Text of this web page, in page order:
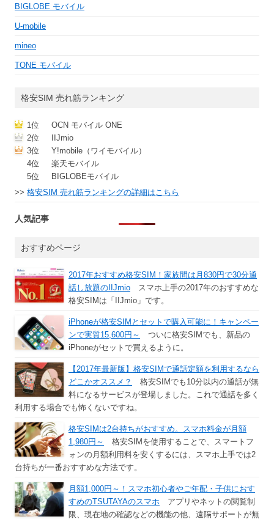
BIGLOBE モバイル
U-mobile
mineo
TONE モバイル
格安SIM 売れ筋ランキング
1位
OCN モバイル ONE
2位
IIJmio
3位
Y!mobile（ワイモバイル）
4位
楽天モバイル
5位
BIGLOBEモバイル
>> 格安SIM 売れ筋ランキングの詳細はこちら
人気記事
おすすめページ
2017年おすすめ格安SIM！家族間は月830円で30分通
話し放題のIIJmio スマホ上手の2017年のおすすめな
格安SIMは「IIJmio」です。
iPhoneが格安SIMとセットで購入可能に！キャンペー
ンで実質15,600円～
ついに格安SIMでも、新品の
iPhoneがセットで買えるように。
【2017年最新版】格安SIMで通話定額を利用するなら
どこかオススメ？
格安SIMでも10分以内の通話が無
料になるサービスが登場しました。これで通話を多く
利用する場合でも怖くないですね。
格安SIMは2台持ちがおすすめ。スマホ料金が月額
1,980円～
格安SIMを使用することで、スマートフ
ォンの月額利用料を安くするには、スマホ上手では2
台持ちが一番おすすめな方法です。
月額1,000円～！スマホ初心者やご年配・子供におす
すめのTSUTAYAのスマホ アプリやネットの閲覧制
限、現在地の確認などの機能の他、遠隔サポートが無